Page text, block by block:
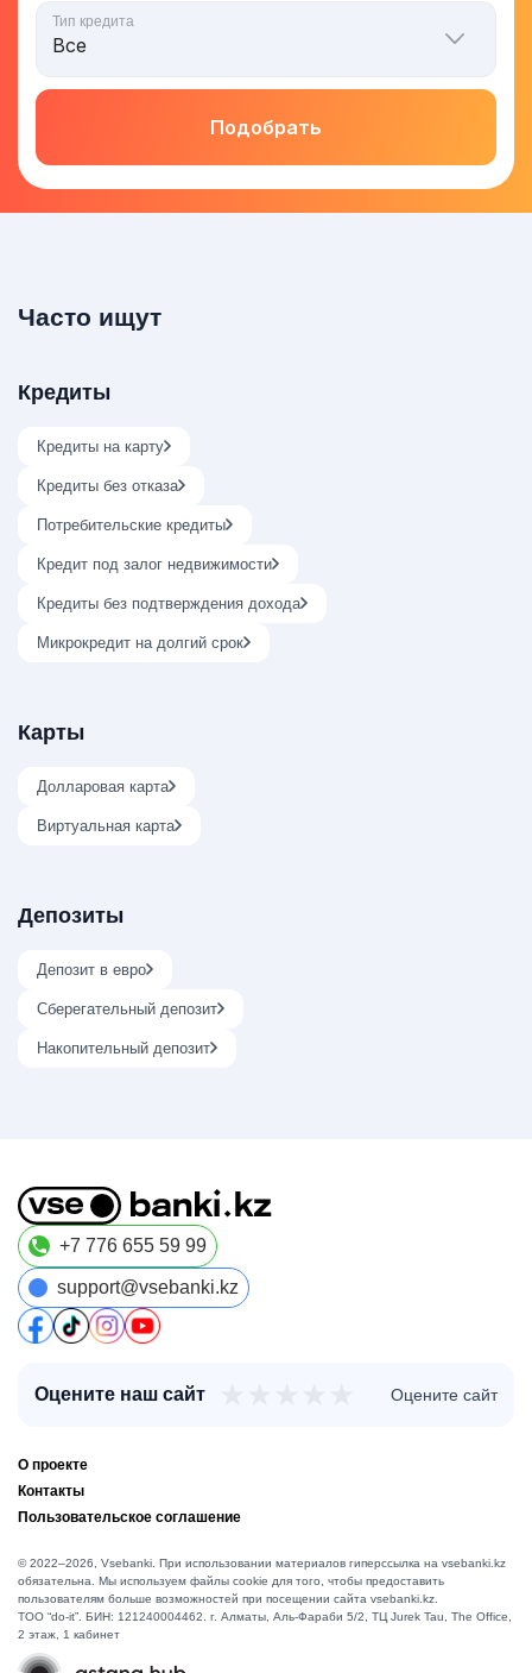
Тип кредита
Подобрать
Часто ищут
Кредиты
Кредиты на карту
Кредиты без отказа
Потребительские кредиты
Кредит под залог недвижимости
Кредиты без подтверждения дохода
Микрокредит на долгий срок
Карты
Долларовая карта
Виртуальная карта
Депозиты
Депозит в евро
Сберегательный депозит
Накопительный депозит
+7 776 655 59 99
support@vsebanki.kz
Оцените наш сайт Оцените сайт
О проекте
Контакты
Пользовательское соглашение
© 2022–2026, Vsebanki. При использовании материалов гиперссылка на vsebanki.kz
обязательна. Мы используем файлы cookie для того, чтобы предоставить
пользователям больше возможностей при посещении сайта vsebanki.kz.
TOO “do-it”. БИН: 121240004462. г. Алматы, ​Аль-Фараби 5/2, ТЦ Jurek Tau, The Office,
2 этаж, 1 кабинет